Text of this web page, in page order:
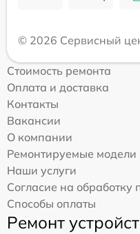
© 2026 Сервисный
Стоимость ремонта
Оплата и доставка
Контакты
Вакансии
О компании
Ремонтируемые модели
Наши услуги
Согласие на
Способы оплаты
Ремонт